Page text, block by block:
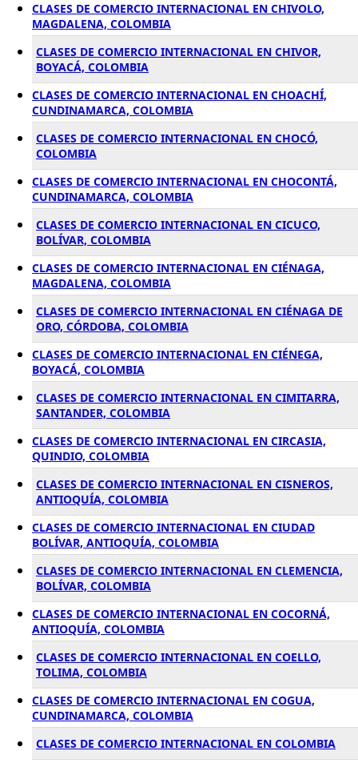
CLASES DE COMERCIO INTERNACIONAL EN CHIVOLO,
MAGDALENA, COLOMBIA
CLASES DE COMERCIO INTERNACIONAL EN CHIVOR,
BOYACÁ, COLOMBIA
CLASES DE COMERCIO INTERNACIONAL EN CHOACHÍ,
CUNDINAMARCA, COLOMBIA
CLASES DE COMERCIO INTERNACIONAL EN CHOCÓ,
COLOMBIA
CLASES DE COMERCIO INTERNACIONAL EN CHOCONTÁ,
CUNDINAMARCA, COLOMBIA
CLASES DE COMERCIO INTERNACIONAL EN CICUCO,
BOLÍVAR, COLOMBIA
CLASES DE COMERCIO INTERNACIONAL EN CIÉNAGA,
MAGDALENA, COLOMBIA
CLASES DE COMERCIO INTERNACIONAL EN CIÉNAGA DE
ORO, CÓRDOBA, COLOMBIA
CLASES DE COMERCIO INTERNACIONAL EN CIÉNEGA,
BOYACÁ, COLOMBIA
CLASES DE COMERCIO INTERNACIONAL EN CIMITARRA,
SANTANDER, COLOMBIA
CLASES DE COMERCIO INTERNACIONAL EN CIRCASIA,
QUINDIO, COLOMBIA
CLASES DE COMERCIO INTERNACIONAL EN CISNEROS,
ANTIOQUÍA, COLOMBIA
CLASES DE COMERCIO INTERNACIONAL EN CIUDAD
BOLÍVAR, ANTIOQUÍA, COLOMBIA
CLASES DE COMERCIO INTERNACIONAL EN CLEMENCIA,
BOLÍVAR, COLOMBIA
CLASES DE COMERCIO INTERNACIONAL EN COCORNÁ,
ANTIOQUÍA, COLOMBIA
CLASES DE COMERCIO INTERNACIONAL EN COELLO,
TOLIMA, COLOMBIA
CLASES DE COMERCIO INTERNACIONAL EN COGUA,
CUNDINAMARCA, COLOMBIA
CLASES DE COMERCIO INTERNACIONAL EN COLOMBIA